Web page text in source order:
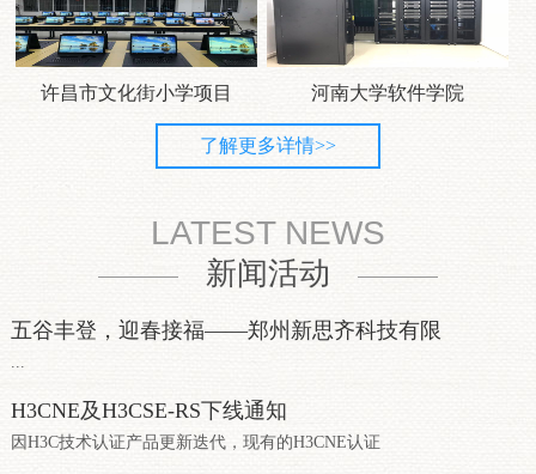
许昌市文化街小学项目 河南大学软件学院
了解更多详情>>
LATEST NEWS
新闻活动
五谷丰登，迎春接福——郑州新思齐科技有限
H3CNE及H3CSE-RS下线通知
因H3C技术认证产品更新迭代，现有的H3CNE认证